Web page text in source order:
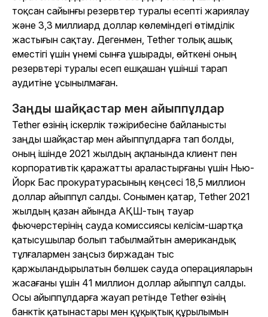
тоқсан сайынғы резервтер туралы есепті жариялау
және 3,3 миллиард доллар көлеміндегі өтімділік
жастығын сақтау. Дегенмен, Tether толық ашық
еместігі үшін үнемі сынға ұшырады, өйткені оның
резервтері туралы есеп ешқашан үшінші тарап
аудитіне ұсынылмаған.
Заңды шайқастар мен айыппұлдар
Tether өзінің іскерлік тәжірибесіне байланысты
заңды шайқастар мен айыппұлдарға тап болды,
оның ішінде 2021 жылдың ақпанында клиент пен
корпоративтік қаражатты араластырғаны үшін Нью-
Йорк Бас прокуратурасының кеңсесі 18,5 миллион
доллар айыппұл салды. Сонымен қатар, Tether 2021
жылдың қазан айында АҚШ-тың тауар
фьючерстерінің сауда комиссиясы келісім-шартқа
қатысушылар болып табылмайтын американдық
тұлғалармен заңсыз биржадан тыс
қаржыландырылатын бөлшек сауда операцияларын
жасағаны үшін 41 миллион доллар айыппұл салды.
Осы айыппұлдарға жауап ретінде Tether өзінің
банктік қатынастары мен құқықтық құрылымын